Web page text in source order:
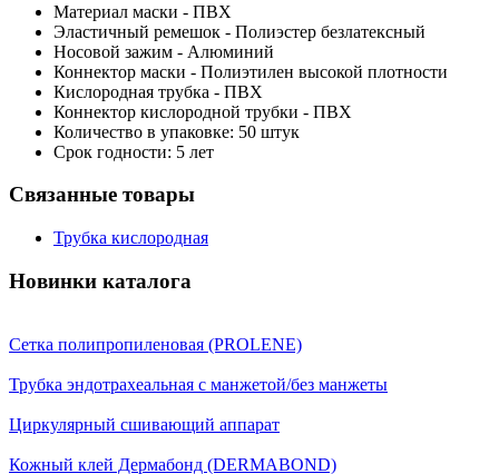
Материал маски - ПВХ
Эластичный ремешок - Полиэстер безлатексный
Носовой зажим - Алюминий
Коннектор маски - Полиэтилен высокой плотности
Кислородная трубка - ПВХ
Коннектор кислородной трубки - ПВХ
Количество в упаковке: 50 штук
Срок годности: 5 лет
Связанные товары
Трубка кислородная
Новинки каталога
Сетка полипропиленовая (PROLENE)
Трубка эндотрахеальная с манжетой/без манжеты
Циркулярный сшивающий аппарат
Кожный клей Дермабонд (DERMABOND)